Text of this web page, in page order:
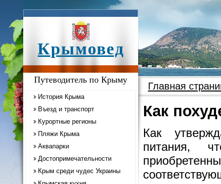
Крымовед
Путеводитель по Крыму
История Крыма
Въезд и транспорт
Курортные регионы
Пляжи Крыма
Аквапарки
Достопримечательности
Крым среди чудес Украины
Главная
Как
Как
питания,